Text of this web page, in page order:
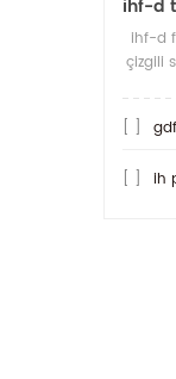
ihf-d
çizgili
gdf
ih